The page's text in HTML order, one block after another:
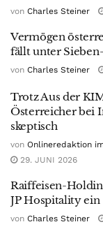
von Charles Steiner
Vermögen
fällt unter
von Charles Steiner
Trotz Aus der
Österreicher bei
skeptisch
von Onlineredaktion
29. JUNI 2026
Raiffeisen-
JP Hospitality ein
von Charles Steiner